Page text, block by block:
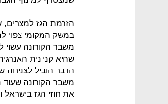
הזרמת הגז למצרים,
במשק המקומי צפוי
משבר הקורונה עשוי
שהיא קניינית
משבר הקורונה שעוד
את חוזי הגז בישראל ובחו"ל,